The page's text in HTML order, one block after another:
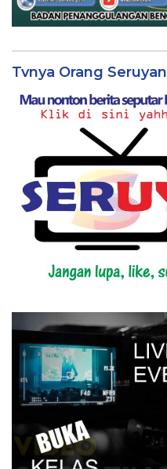
Tvnya Orang Seruyan